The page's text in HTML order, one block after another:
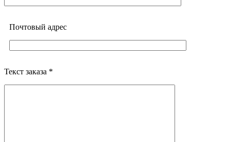
Почтовый адреc
Текст заказа *